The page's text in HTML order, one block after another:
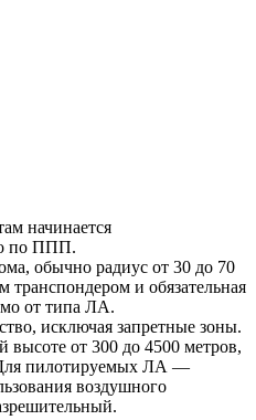
начинается
по ППП.
обычно радиус от 30 до 70
и обязательная
от типа ЛА.
исключая запретные зоны.
от 300 до 4500 метров,
Для пилотируемых ЛА —
воздушного